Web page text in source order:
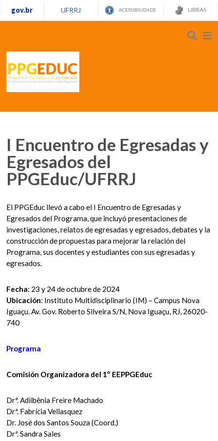
gov.br UFRRJ ACESSIBILIDADE LIBRAS
I Encuentro de Egresadas y
Egresados del
PPGEduc/UFRRJ
El PPGEduc llevó a cabo el I Encuentro de Egresadas y
Egresados del Programa, que incluyó presentaciones de
investigaciones, relatos de egresadas y egresados, debates y la
construcción de propuestas para mejorar la relación del
Programa, sus docentes y estudiantes con sus egresadas y
egresados.
Fecha: 23 y 24 de octubre de 2024
Ubicación: Instituto Multidisciplinario (IM) – Campus Nova
Iguaçu. Av. Gov. Roberto Silveira S/N, Nova Iguaçu, RJ, 26020-
740
Programa
Comisión Organizadora del 1º EEPPGEduc
Drª. Adilbênia Freire Machado
Drª. Fabrícia Vellasquez
Dr. José dos Santos Souza (Coord.)
Drª. Sandra Sales